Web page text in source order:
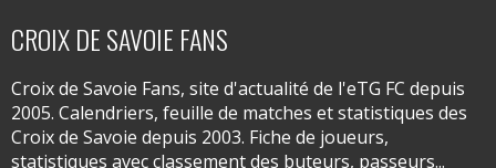
CROIX DE SAVOIE FANS
Croix de Savoie Fans, site d'actualité de l'eTG FC depuis
2005. Calendriers, feuille de matches et statistiques des
Croix de Savoie depuis 2003. Fiche de joueurs,
statistiques avec classement des buteurs, passeurs...